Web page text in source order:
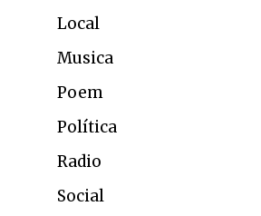
Local
Musica
Poem
Política
Radio
Social